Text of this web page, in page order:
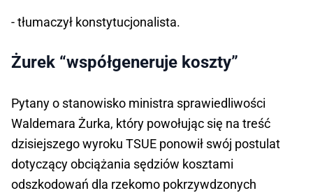
- tłumaczył konstytucjonalista.
Żurek “współgeneruje koszty”
Pytany o stanowisko ministra sprawiedliwości
Waldemara Żurka, który powołując się na treść
dzisiejszego wyroku TSUE ponowił swój postulat
dotyczący obciążania sędziów kosztami
odszkodowań dla rzekomo pokrzywdzonych